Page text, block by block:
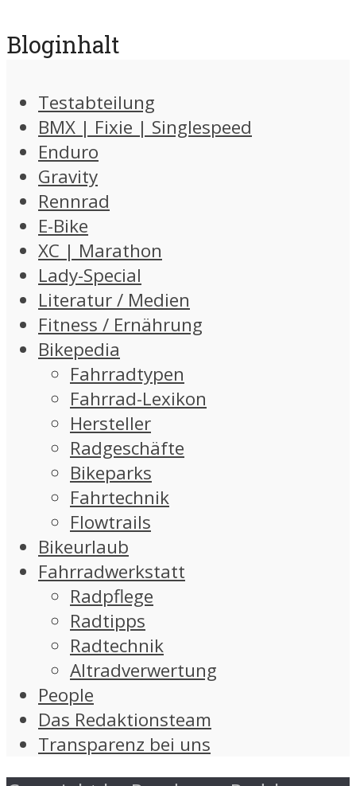
Bloginhalt
Testabteilung
BMX | Fixie | Singlespeed
Enduro
Gravity
Rennrad
E-Bike
XC | Marathon
Lady-Special
Literatur / Medien
Fitness / Ernährung
Bikepedia
Fahrradtypen
Fahrrad-Lexikon
Hersteller
Radgeschäfte
Bikeparks
Fahrtechnik
Flowtrails
Bikeurlaub
Fahrradwerkstatt
Radpflege
Radtipps
Radtechnik
Altradverwertung
People
Das Redaktionsteam
Transparenz bei uns